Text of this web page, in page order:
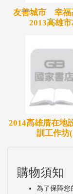
友善城市 幸福
2013高雄
2014高雄厝在地
訓工作坊(
購物須知
為了保障您